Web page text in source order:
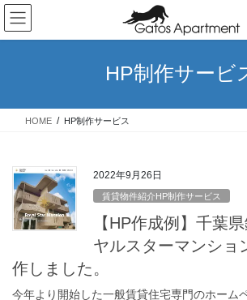
コ
ン
テ
ス
ナ
ビ
ゲ
ン
HP制作サービ
HOME HP制作サービス
2022年9月26日
賃貸物件紹介HP制作サービス
【HP作成例】千葉
ヤルスターマンショ
作しました。
今年より開始した一般賃貸住宅専門のホーム